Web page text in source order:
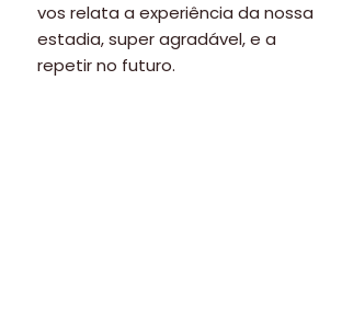
vos relata a experiência da nossa
estadia, super agradável, e a
repetir no futuro.